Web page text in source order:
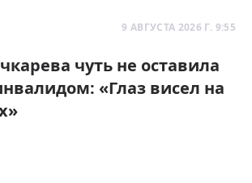
9 АВГУСТА 2026 Г. 9:55
чуть не оставила
«Глаз висел на